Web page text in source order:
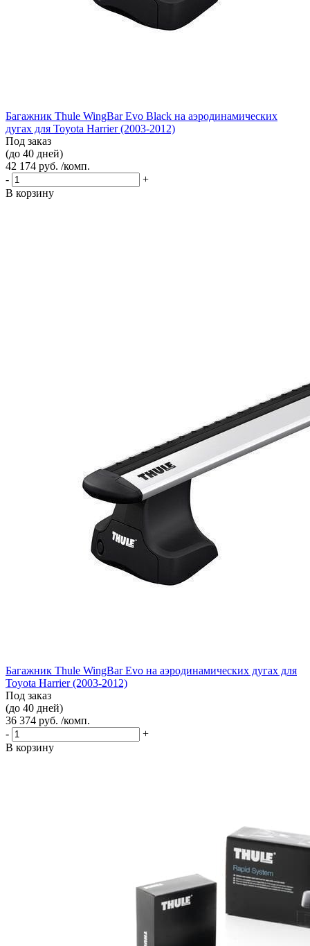
Багажник Thule WingBar Evo Black на аэродинамических
дугах для Toyota Harrier (2003-2012)
Под заказ
(до 40 дней)
42 174 руб. /комп.
-
+
В корзину
Багажник Thule WingBar Evo на аэродинамических дугах для
Toyota Harrier (2003-2012)
Под заказ
(до 40 дней)
36 374 руб. /комп.
-
+
В корзину